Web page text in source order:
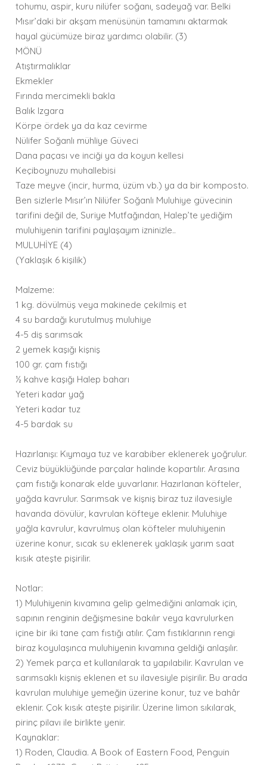
tohumu, aspir, kuru nilüfer soğanı, sadeyağ var. Belki
Mısır’daki bir akşam menüsünün tamamını aktarmak
hayal gücümüze biraz yardımcı olabilir. (3)
MÖNÜ
Atıştırmalıklar
Ekmekler
Fırında mercimekli bakla
Balık Izgara
Körpe ördek ya da kaz cevirme
Nülifer Soğanlı mühliye Güveci
Dana paçası ve inciği ya da koyun kellesi
Keçiboynuzu muhallebisi
Taze meyve (incir, hurma, üzüm vb.) ya da bir komposto.
Ben sizlerle Mısır’ın Nilüfer Soğanlı Muluhiye güvecinin
tarifini değil de, Suriye Mutfağından, Halep’te yediğim
muluhiyenin tarifini paylaşayım izninizle..
MULUHİYE (4)
(Yaklaşık 6 kişilik)
Malzeme:
1 kg. dövülmüş veya makinede çekilmiş et
4 su bardağı kurutulmuş muluhiye
4-5 diş sarımsak
2 yemek kaşığı kişniş
100 gr. çam fıstığı
½ kahve kaşığı Halep baharı
Yeteri kadar yağ
Yeteri kadar tuz
4-5 bardak su
Hazırlanışı: Kıymaya tuz ve karabiber eklenerek yoğrulur.
Ceviz büyüklüğünde parçalar halinde kopartılır. Arasına
çam fıstığı konarak elde yuvarlanır. Hazırlanan köfteler,
yağda kavrulur. Sarımsak ve kişniş biraz tuz ilavesiyle
havanda dövülür, kavrulan köfteye eklenir. Muluhiye
yağla kavrulur, kavrulmuş olan köfteler muluhiyenin
üzerine konur, sıcak su eklenerek yaklaşık yarım saat
kısık ateşte pişirilir.
Notlar:
1) Muluhiyenin kıvamına gelip gelmediğini anlamak için,
sapının renginin değişmesine bakılır veya kavrulurken
içine bir iki tane çam fıstığı atılır. Çam fıstıklarının rengi
biraz koyulaşınca muluhiyenin kıvamına geldiği anlaşılır.
2) Yemek parça et kullanılarak ta yapılabilir. Kavrulan ve
sarımsaklı kişniş eklenen et su ilavesiyle pişirilir. Bu arada
kavrulan muluhiye yemeğin üzerine konur, tuz ve bahâr
eklenir. Çok kısık ateşte pişirilir. Üzerine limon sıkılarak,
pirinç pilavı ile birlikte yenir.
Kaynaklar:
1) Roden, Claudia. A Book of Eastern Food, Penguin